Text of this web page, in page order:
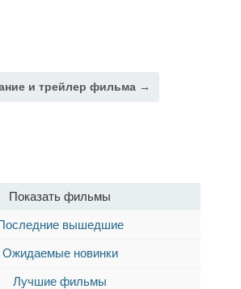
и трейлер фильма →
Показать фильмы
вышедшие
Ожидаемые новинки
Лучшие фильмы